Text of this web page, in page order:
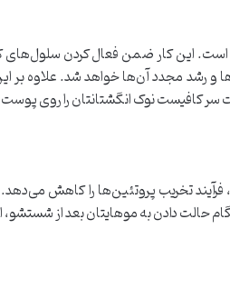
است. این کار ضمن فعال کردن
و رشد مجدد آن‌ها خواهد شد. علاوه
سر کافیست نوک انگشتانتان را روی
تخریب پروتئین‌ها را کاهش
دادن به موهایتان بعد از شستشو،